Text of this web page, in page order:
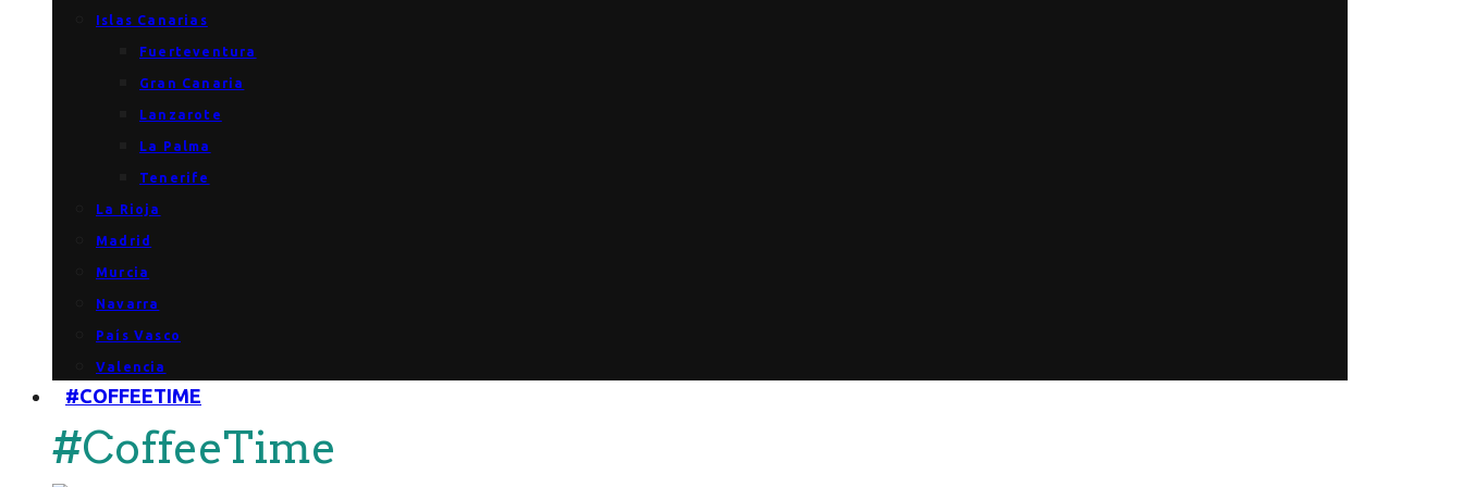
Islas Canarias
Fuerteventura
Gran Canaria
Lanzarote
La Palma
Tenerife
La Rioja
Madrid
Murcia
Navarra
País Vasco
Valencia
#COFFEETIME
#CoffeeTime